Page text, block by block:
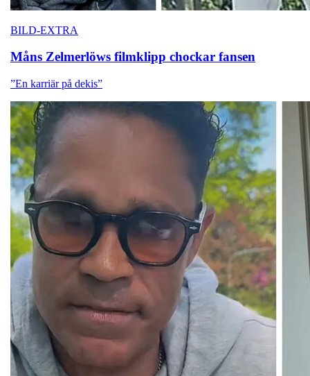
BILD-EXTRA
Måns Zelmerlöws filmklipp chockar fansen
”En karriär på dekis”